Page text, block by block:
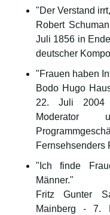
"Der Verstand
Robert
Juli 1856 in
deutscher
"Frauen haben
Bodo Hugo
22. Juli 2004
Fernsehsenders
"Ich finde
Männer."
Fritz Gunter
Mainberg - 7.